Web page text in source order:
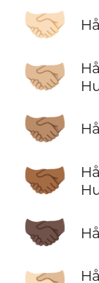
🤝🏻
🤝🏼
🤝🏽
🤝🏾
🤝🏿